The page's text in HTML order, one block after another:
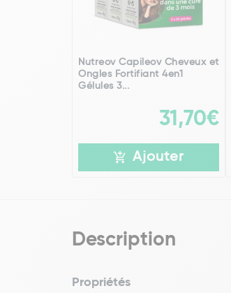
Nutreov Capileov Cheveux et
Ongles Fortifiant 4en1
Gélules 3...
31,70€
Ajouter
Description
Propriétés